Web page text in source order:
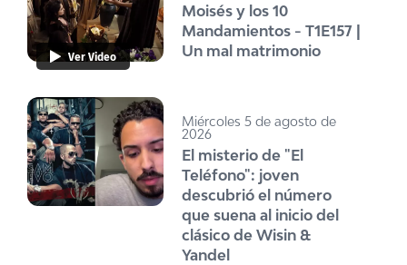
Ver Video
Moisés y los 10
Mandamientos - T1E157 |
Un mal matrimonio
Miércoles 5 de agosto de
2026
El misterio de "El
Teléfono": joven
descubrió el número
que suena al inicio del
clásico de Wisin &
Yandel